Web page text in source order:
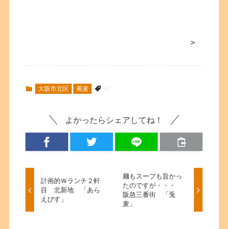
>
大阪市北区 蕎麦
よかったらシェアしてね！
計画的Ｗランチ２軒
目 北新地 「あら
えびす」
麺もスープも旨かっ
たのですが・・・
阪急三番街 「兎
麦」